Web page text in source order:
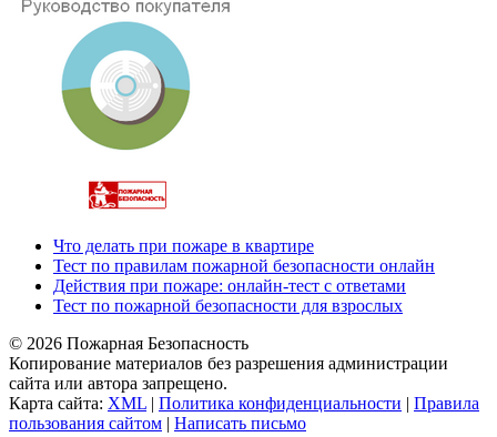
Что делать при пожаре в квартире
Тест по правилам пожарной безопасности онлайн
Действия при пожаре: онлайн-тест с ответами
Тест по пожарной безопасности для взрослых
© 2026 Пожарная Безопасность
Копирование материалов без разрешения администрации
сайта или автора запрещено.
Карта сайта: XML | Политика конфиденциальности | Правила
пользования сайтом | Написать письмо